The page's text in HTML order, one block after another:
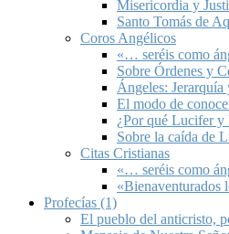
Misericordia y
Santo Tomás de
Coros Angélicos
«… seréis como
Sobre Órdenes y
Ángeles:
El modo de
¿Por qué Lucifer y
Sobre la caída de
Citas Cristianas
«… seréis como
«Bienaventurados
Profecías (1)
El pueblo del anticristo,